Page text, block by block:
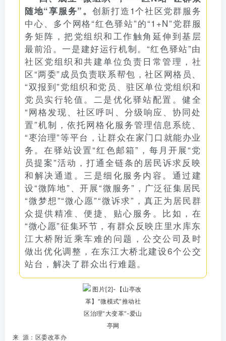
随地“享服务”。 创新打造1个社区党群服务
中心、多个网格“红色驿站”的“1+N”党群服
务矩阵，把党组织和工作触角延伸到基层
最前沿。一是建好运行机制。“红色驿站”由
社区党组织和共建单位负责日常管理，社
区“两委”成员负责联系帮包，社区网格员、
“双报到”党组织和党员、驻区单位党组织和
党员实行轮值。二是优化驿站配置。健全
“网格发现、社区呼叫、分级响应、协同处
置”机制，依托网格化服务管理信息系统、
“枣治理”等平台，让群众在家门口就能办业
务。在驿站设置“红色邮箱”，每月开展“党
员提案”活动，打通全链条的居民诉求反映
和解决通道。三是细化服务内容。通过建
设“微阵地”、开展“微服务”，广泛征集居民
“微梦想”“微心愿”“微诉求”，真正为居民群
众提供精准、便捷、贴心服务。比如，在
“微心愿”征集环节，有群众反映庄里水库东
江大桥附近乘车难的问题，公交公司及时
做出优化调整，在东江大桥北建设6个公交
站台，解决了群众出行难题。
来 源：区委改革办